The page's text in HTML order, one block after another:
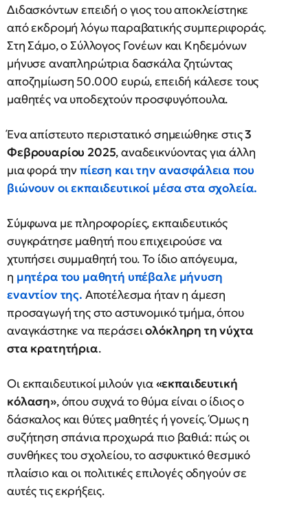
Διδασκόντων επειδή ο γιος του αποκλείστηκε
από εκδρομή λόγω παραβατικής συμπεριφοράς.
Στη Σάμο, ο Σύλλογος Γονέων και Κηδεμόνων
μήνυσε αναπληρώτρια δασκάλα ζητώντας
αποζημίωση 50.000 ευρώ, επειδή κάλεσε τους
μαθητές να υποδεχτούν προσφυγόπουλα.
Ένα απίστευτο περιστατικό σημειώθηκε στις3
Φεβρουαρίου 2025, αναδεικνύοντας για άλλη
μια φορά τηνπίεση και την ανασφάλεια που
βιώνουν οι εκπαιδευτικοί μέσα στα σχολεία.
Σύμφωνα με πληροφορίες, εκπαιδευτικός
συγκράτησε μαθητή που επιχειρούσε να
χτυπήσει συμμαθητή του. Το ίδιο απόγευμα,
η μητέρα του μαθητή υπέβαλε μήνυση
εναντίον της. Αποτέλεσμα ήταν η άμεση
προσαγωγή της στο αστυνομικό τμήμα, όπου
αναγκάστηκε να περάσειολόκληρη τη νύχτα
στα κρατητήρια.
Οι εκπαιδευτικοί μιλούν για«εκπαιδευτική
κόλαση», όπου συχνά το θύμα είναι ο ίδιος ο
δάσκαλος και θύτες μαθητές ή γονείς. Όμως η
συζήτηση σπάνια προχωρά πιο βαθιά: πώς οι
συνθήκες του σχολείου, το ασφυκτικό θεσμικό
πλαίσιο και οι πολιτικές επιλογές οδηγούν σε
αυτές τις εκρήξεις.